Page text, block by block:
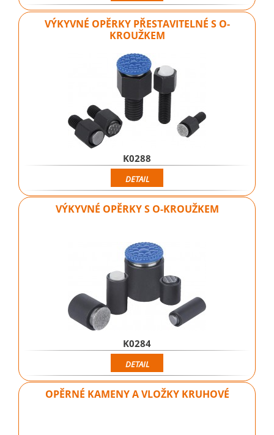
VÝKYVNÉ OPĚRKY PŘESTAVITELNÉ S O-
KROUŽKEM
K0288
DETAIL
VÝKYVNÉ OPĚRKY S O-KROUŽKEM
K0284
DETAIL
OPĚRNÉ KAMENY A VLOŽKY KRUHOVÉ